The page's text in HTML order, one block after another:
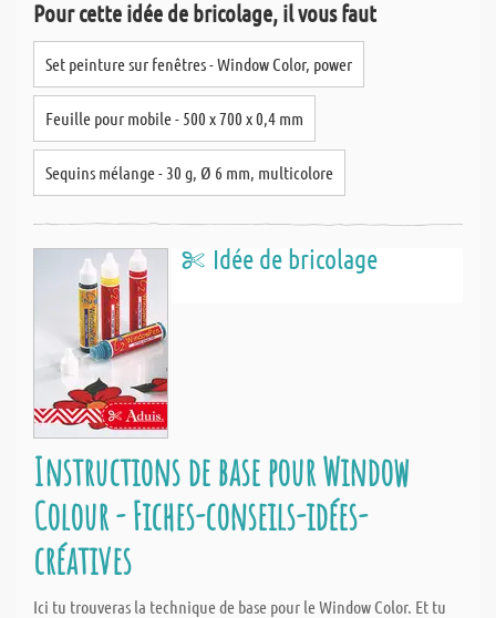
Pour cette idée de bricolage, il vous faut
Set peinture sur fenêtres - Window Color, power
Feuille pour mobile - 500 x 700 x 0,4 mm
Sequins mélange - 30 g, Ø 6 mm, multicolore
Idée de bricolage
Instructions de base pour Window
Colour - Fiches-conseils-idées-
créatives
Ici tu trouveras la technique de base pour le Window Color. Et tu